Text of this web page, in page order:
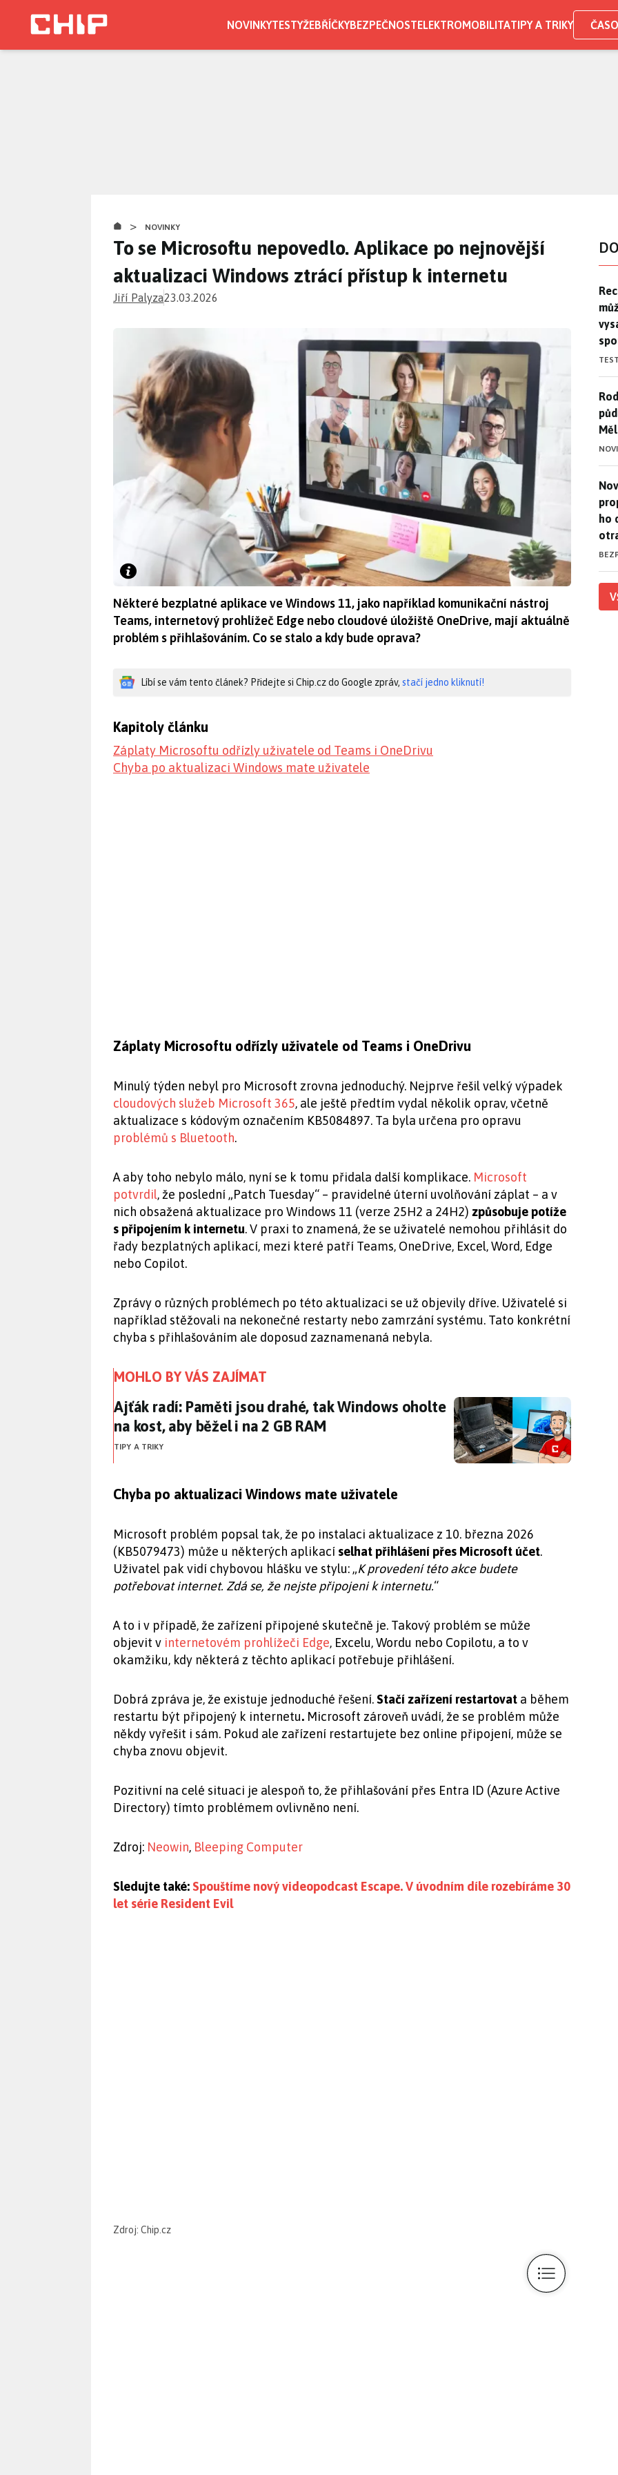
NOVINKYTESTYŽEBŘÍČKYBEZPEČNOSTELEKTROMOBILITATIPY A TRIKY
> NOVINKY
To se Microsoftu nepovedlo. Aplikace po nejnovější
aktualizaci Windows ztrácí přístup k internetu
Jiří Palyza23.03.2026
Některé bezplatné aplikace ve Windows 11, jako například komunikační nástroj
Teams, internetový prohlížeč Edge nebo cloudové úložiště OneDrive, mají aktuálně
problém s přihlašováním. Co se stalo a kdy bude oprava?
Líbí se vám tento článek? Přidejte si Chip.cz do Google zpráv, stačí jedno kliknutí!
Kapitoly článku
Záplaty Microsoftu odřízly uživatele od Teams i OneDrivu
Chyba po aktualizaci Windows mate uživatele
Záplaty Microsoftu odřízly uživatele od Teams i OneDrivu
Minulý týden nebyl pro Microsoft zrovna jednoduchý. Nejprve řešil velký výpadek
cloudových služeb Microsoft 365, ale ještě předtím vydal několik oprav, včetně
aktualizace s kódovým označením KB5084897. Ta byla určena pro opravu
problémů s Bluetooth.
A aby toho nebylo málo, nyní se k tomu přidala další komplikace. Microsoft
potvrdil, že poslední „Patch Tuesday“ – pravidelné úterní uvolňování záplat – a v
nich obsažená aktualizace pro Windows 11 (verze 25H2 a 24H2) způsobuje potíže
s připojením k internetu. V praxi to znamená, že se uživatelé nemohou přihlásit do
řady bezplatných aplikací, mezi které patří Teams, OneDrive, Excel, Word, Edge
nebo Copilot.
Zprávy o různých problémech po této aktualizaci se už objevily dříve. Uživatelé si
například stěžovali na nekonečné restarty nebo zamrzání systému. Tato konkrétní
chyba s přihlašováním ale doposud zaznamenaná nebyla.
MOHLO BY VÁS ZAJÍMAT
Ajťák radí: Paměti jsou drahé, tak Windows oholte na kost, aby běžel i na 2
Ajťák radí: Paměti jsou drahé, tak Windows oholte
na kost, aby běžel i na 2 GB RAM
TIPY A TRIKY
Chyba po aktualizaci Windows mate uživatele
Microsoft problém popsal tak, že po instalaci aktualizace z 10. března 2026
(KB5079473) může u některých aplikací selhat přihlášení přes Microsoft účet.
Uživatel pak vidí chybovou hlášku ve stylu: „K provedení této akce budete
potřebovat internet. Zdá se, že nejste připojeni k internetu.“
A to i v případě, že zařízení připojené skutečně je. Takový problém se může
objevit v internetovém prohlížeči Edge, Excelu, Wordu nebo Copilotu, a to v
okamžiku, kdy některá z těchto aplikací potřebuje přihlášení.
Dobrá zpráva je, že existuje jednoduché řešení.Stačí zařízení restartovat a během
restartu být připojený k internetu. Microsoft zároveň uvádí, že se problém může
někdy vyřešit i sám. Pokud ale zařízení restartujete bez online připojení, může se
chyba znovu objevit.
Pozitivní na celé situaci je alespoň to, že přihlašování přes Entra ID (Azure Active
Directory) tímto problémem ovlivněno není.
Zdroj: Neowin, Bleeping Computer
Sledujte také: Spouštíme nový videopodcast Escape. V úvodním díle rozebíráme 30
let série Resident Evil
Zdroj: Chip.cz
ho